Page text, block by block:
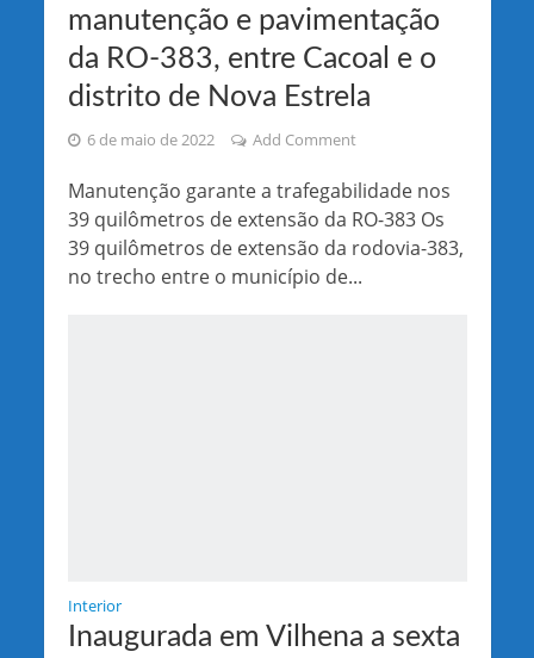
manutenção e pavimentação
da RO-383, entre Cacoal e o
distrito de Nova Estrela
6 de maio de 2022 Add Comment
Manutenção garante a trafegabilidade nos
39 quilômetros de extensão da RO-383 Os
39 quilômetros de extensão da rodovia-383,
no trecho entre o município de...
Interior
Inaugurada em Vilhena a sexta